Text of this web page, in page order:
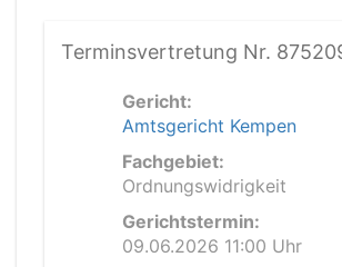
Terminsvertretung Nr.
Gericht:
Amtsgericht Kempen
Fachgebiet:
Ordnungswidrigkeit
Gerichtstermin:
09.06.2026 11:00 Uhr